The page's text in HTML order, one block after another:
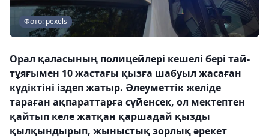
Фото: pexels
Орал қаласының полицейлері кешелі бері тай-
тұяғымен 10 жастағы қызға шабуыл жасаған
күдіктіні іздеп жатыр. Әлеуметтік желіде
тараған ақпараттарға сүйенсек, ол мектептен
қайтып келе жатқан қаршадай қызды
қылқындырып, жыныстық зорлық әрекет